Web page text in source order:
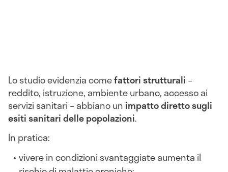
Lo studio evidenzia comefattori strutturali –
reddito, istruzione, ambiente urbano, accesso ai
servizi sanitari – abbiano un impatto diretto sugli
esiti sanitari delle popolazioni.
In pratica:
vivere in condizioni svantaggiate aumenta il